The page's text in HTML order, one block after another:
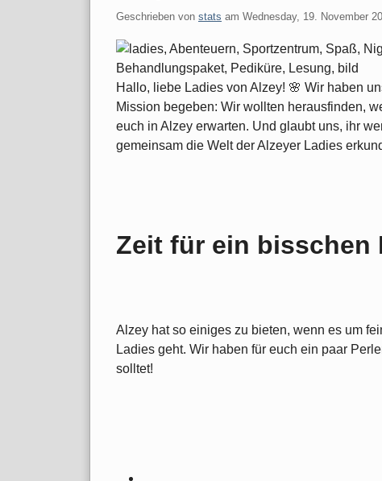
Geschrieben von stats am Wednesday, 19. November
Hallo, liebe Ladies von Alzey! 🌸 Wir haben
Mission begeben: Wir wollten herausfinden,
euch in Alzey erwarten. Und glaubt uns, ihr
gemeinsam die Welt der Alzeyer Ladies
Zeit für ein bisschen
Alzey hat so einiges zu bieten, wenn es um
Ladies geht. Wir haben für euch ein paar
solltet!